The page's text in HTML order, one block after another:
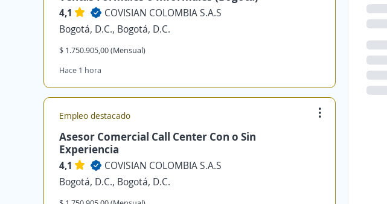
4,1
COVISIAN COLOMBIA S.A.S
Bogotá, D.C., Bogotá, D.C.
$ 1.750.905,00 (Mensual)
Hace 1 hora
Empleo destacado
Asesor Comercial Call Center Con o Sin
Experiencia
4,1
COVISIAN COLOMBIA S.A.S
Bogotá, D.C., Bogotá, D.C.